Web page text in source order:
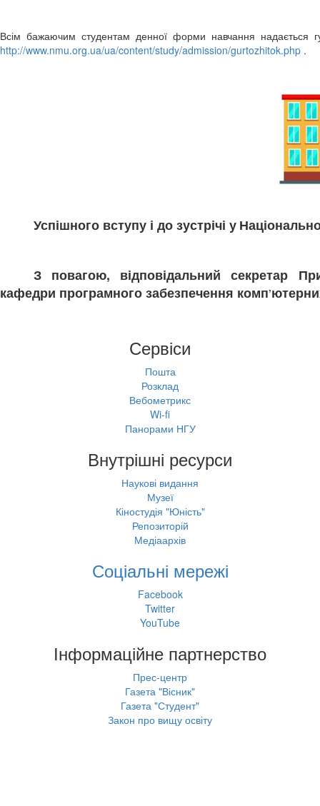
Всім бажаючим студентам денної форми навчання надається
http://www.nmu.org.ua/ua/content/study/admission/gurtozhitok.php .
Успішного вступу і до зустрічі у
З повагою, відповідальний секретар
кафедри програмного забезпечення комп’
Сервіси
Пошта
Розклад
Вебометрикс
Wi-fi
Панорами НГУ
Внутрішні ресурси
Наукові видання
Музеї
Кіностудія "Юність"
Репозиторій
Медіаархів
Соціальні мережі
Facebook
Twitter
YouTube
Інформаційне партнерство
Прес-центр
Газета "Вісник"
Газета "Студент"
Закон про вищу освіту